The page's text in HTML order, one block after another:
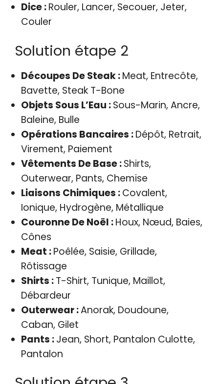
Dice :Rouler, Lancer, Secouer, Jeter,
Couler
Solution étape 2
Découpes De Steak :Meat, Entrecôte,
Bavette, Steak T-Bone
Objets Sous L’Eau :Sous-Marin, Ancre,
Baleine, Bulle
Opérations Bancaires :Dépôt, Retrait,
Virement, Paiement
Vêtements De Base :Shirts,
Outerwear, Pants, Chemise
Liaisons Chimiques :Covalent,
Ionique, Hydrogène, Métallique
Couronne De Noël :Houx, Nœud, Baies,
Cônes
Meat :Poêlée, Saisie, Grillade,
Rôtissage
Shirts :T-Shirt, Tunique, Maillot,
Débardeur
Outerwear :Anorak, Doudoune,
Caban, Gilet
Pants :Jean, Short, Pantalon Culotte,
Pantalon